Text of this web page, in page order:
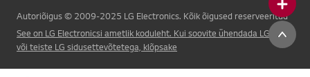
Online Chat
Autoriõigus © 2009-2025 LG Electronics. Kõik õigused reserveeritud
See on LG Electronicsi ametlik koduleht. Kui soovite ühendada LG Corp.
või teiste LG sidusettevõtetega, klõpsake